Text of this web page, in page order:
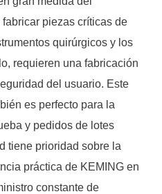
piezas críticas de
quirúrgicos y los
requieren una fabricación
del usuario. Este
es perfecto para la
y pedidos de lotes
tiene prioridad sobre la
práctica de KEMING en
constante de